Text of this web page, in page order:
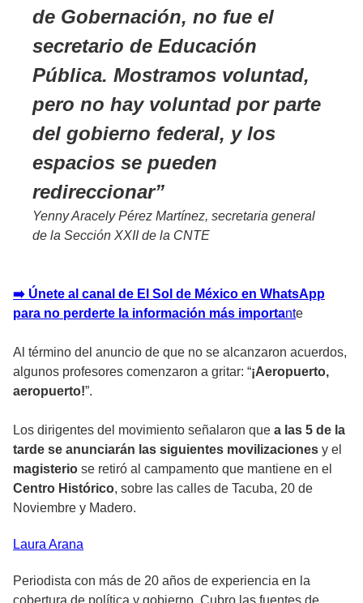
de Gobernación, no fue el
secretario de Educación
Pública. Mostramos voluntad,
pero no hay voluntad por parte
del gobierno federal, y los
espacios se pueden
redireccionar
Yenny Aracely Pérez Martínez, secretaria general
de la Sección XXII de la CNTE
➡️ Únete al canal de El Sol de México en WhatsApp
para no perderte la información más importante
Al término del anuncio de que no se alcanzaron acuerdos,
algunos profesores comenzaron a gritar: “¡Aeropuerto,
aeropuerto!”.
Los dirigentes del movimiento señalaron que a las 5 de la
tarde se anunciarán las siguientes movilizaciones y el
magisterio se retiró al campamento que mantiene en el
Centro Histórico, sobre las calles de Tacuba, 20 de
Noviembre y Madero.
Laura Arana
Periodista con más de 20 años de experiencia en la